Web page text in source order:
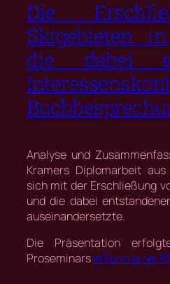
Die
Skigebieten
die dabei
Analyse und
Kramers Diplomarbeit
sich mit der Erschließung
und die dabei
auseinandersetzte.
Die Präsentation
Proseminarsin Form einer